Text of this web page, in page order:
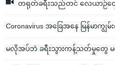
တရုတ်ခရီးသည်တင် လေယာဉ်
Coronavirus အခြေအနေ မြန်မာကျွမ်
မလိုအပ်ဘဲ ခရီးသွားကန့်သတ်မှုတွေ မ